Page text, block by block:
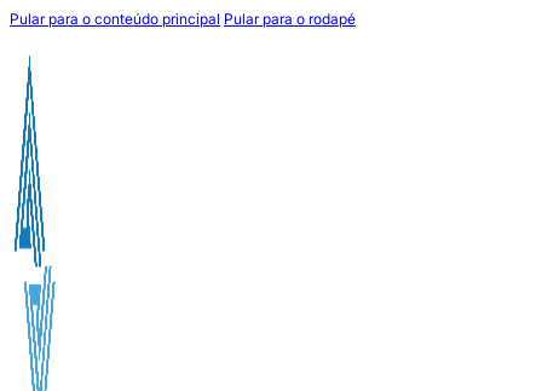
Pular para o conteúdo principal Pular para o rodapé